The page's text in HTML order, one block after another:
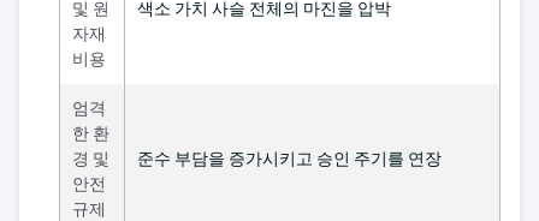
및 원
자재
비용
색소 가치 사슬 전체의 마진을 압박
엄격
한 환
경 및
안전
규제
준수 부담을 증가시키고 승인 주기를 연장